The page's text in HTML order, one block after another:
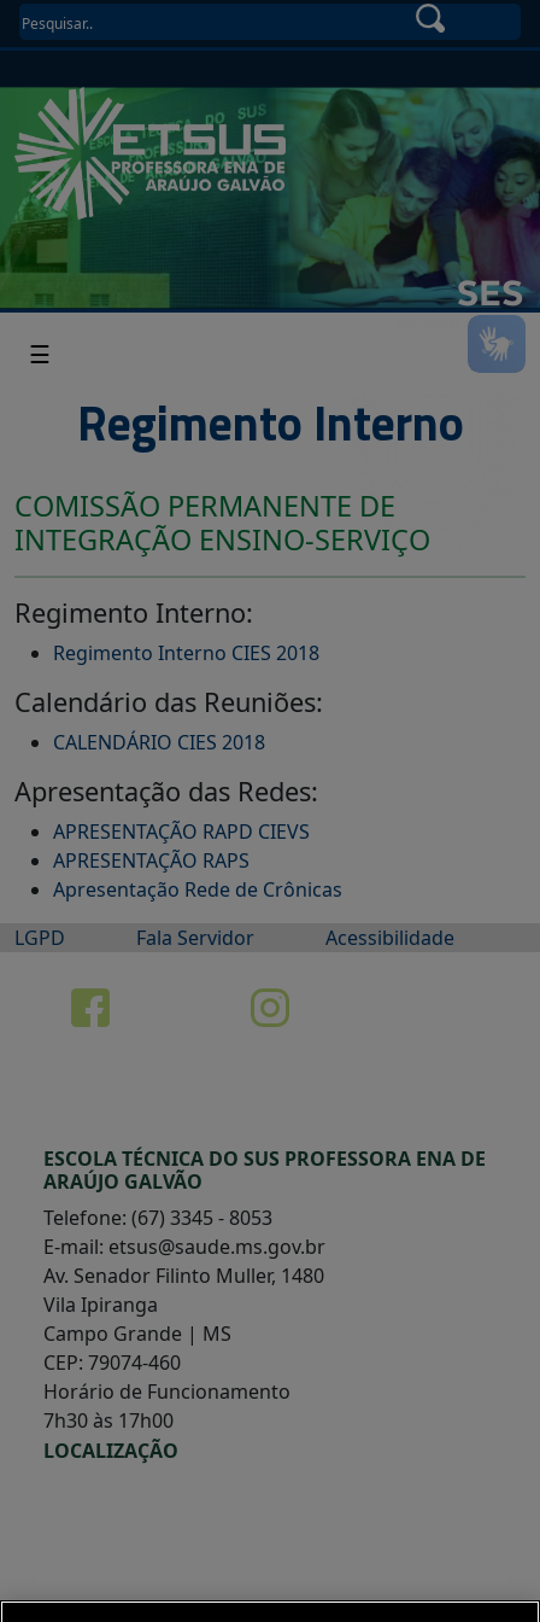
☰
Regimento Interno
COMISSÃO PERMANENTE DE
INTEGRAÇÃO ENSINO-SERVIÇO
Regimento Interno:
Regimento Interno CIES 2018
Calendário das Reuniões:
CALENDÁRIO CIES 2018
Apresentação das Redes:
APRESENTAÇÃO RAPD CIEVS
APRESENTAÇÃO RAPS
Apresentação Rede de Crônicas
LGPD
Fala Servidor Acessibilidade
ESCOLA TÉCNICA DO SUS PROFESSORA ENA DE
ARAÚJO GALVÃO
Telefone: (67) 3345 - 8053
E-mail: etsus@saude.ms.gov.br
Av. Senador Filinto Muller, 1480
Vila Ipiranga
Campo Grande | MS
CEP: 79074-460
Horário de Funcionamento
7h30 às 17h00
LOCALIZAÇÃO